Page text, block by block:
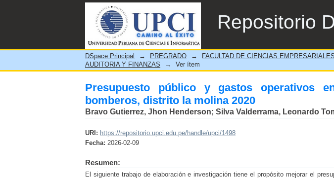
Repositorio
Presupuesto público y gastos operativos en la
DSpace Principal → PREGRADO → FACULTAD DE CIENCIAS
AUDITORIA Y FINANZAS
→ Ver ítem
Presupuesto público y gastos operativos
bomberos, distrito la molina 2020
Bravo Gutierrez, Jhon Henderson; Silva Valderrama, Leonardo
URI: https://repositorio.upci.edu.pe/handle/upci/1498
Fecha: 2026-02-09
Resumen:
El siguiente trabajo de elaboración e investigación tiene el propósito mejorar el